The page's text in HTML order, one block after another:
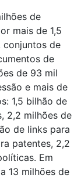
de
mais de 1,5
conjuntos de
de
de 93 mil
e mais de
1,5 bilhão de
2,2 milhões de
de links para
patentes, 2,2
Em
13 milhões de